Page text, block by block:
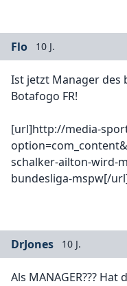
Flo 10 J.
Ist jetzt Manager des
Botafogo FR!
[url]http://media-
schalker-ailton-wird-
bundesliga-mspw[/
DrJones 10 J.
Als MANAGER???